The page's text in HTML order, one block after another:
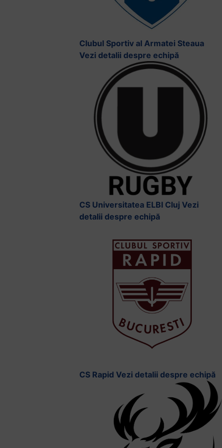
Clubul Sportiv al Armatei Steaua
Vezi detalii despre echipă
CS Universitatea ELBI Cluj Vezi
detalii despre echipă
CS Rapid Vezi detalii despre echipă